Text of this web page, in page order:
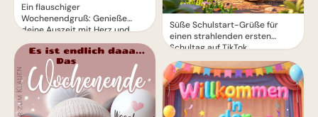
Ein flauschiger
Wochenendgruß: Genieße
deine Auszeit mit Herz und
Seele!
Süße Schulstart-Grüße für
einen strahlenden ersten
Schultag auf TikTok